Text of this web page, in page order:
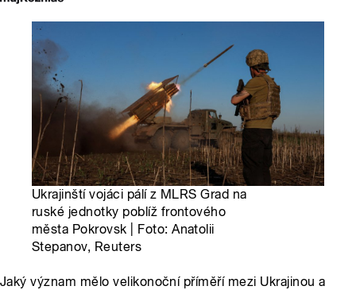
Ukrajinští vojáci pálí z MLRS Grad na
ruské jednotky poblíž frontového
města Pokrovsk | Foto: Anatolii
Stepanov, Reuters
Jaký význam mělo velikonoční příměří mezi Ukrajinou a